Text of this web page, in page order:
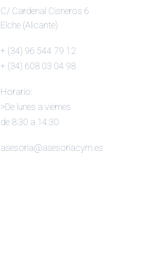
C/ Cardenal Cisneros 6
Elche (Alicante)
+ (34) 96 544 79 12
+ (34) 608 03 04 98
Horario:
>De lunes a viernes
de 8:30 a 14:30
asesoria@asesoriacym.es